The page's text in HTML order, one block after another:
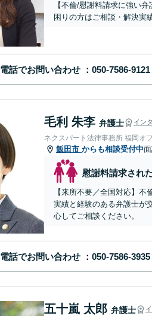
【不倫/慰謝料請求に強い
困りの方はご相談・解決実
電話でお問い合わせ
毛利 朱李 弁護士 イン
ネクスパート法律事務所 福岡オ
飯田市 からも相談受付中
慰謝料請求され
【来所不要／全国対応】
実績と経験のある弁護士が
心してご相談ください。
電話でお問い合わせ
五十嵐 太郎 弁護士